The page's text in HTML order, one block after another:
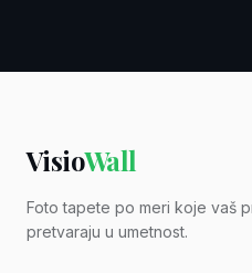
VisioWall
Foto tapete po meri koje vaš
pretvaraju u umetnost.